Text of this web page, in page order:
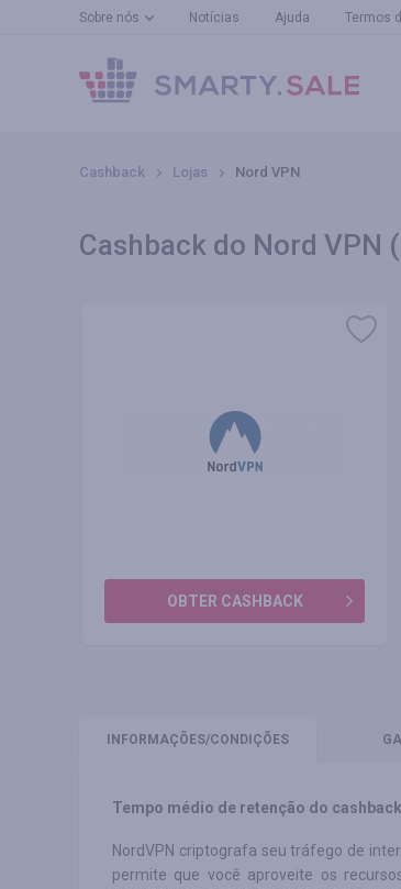
Sobre nós Notícias Ajuda Termos
Cashback Lojas Nord VPN
Cashback do Nord VPN
OBTER CASHBACK
INFORMAÇÕES/CONDIÇÕES
Tempo médio de retenção do
NordVPN criptografa seu tráfego de
permite que você aproveite os